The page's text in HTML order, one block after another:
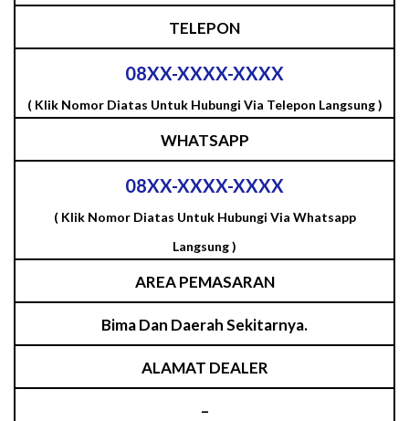
TELEPON
08XX-XXXX-XXXX
( Klik Nomor Diatas Untuk Hubungi Via Telepon Langsung )
WHATSAPP
08XX-XXXX-XXXX
( Klik Nomor Diatas Untuk Hubungi Via Whatsapp
Langsung )
AREA PEMASARAN
Bima Dan Daerah Sekitarnya.
ALAMAT DEALER
–